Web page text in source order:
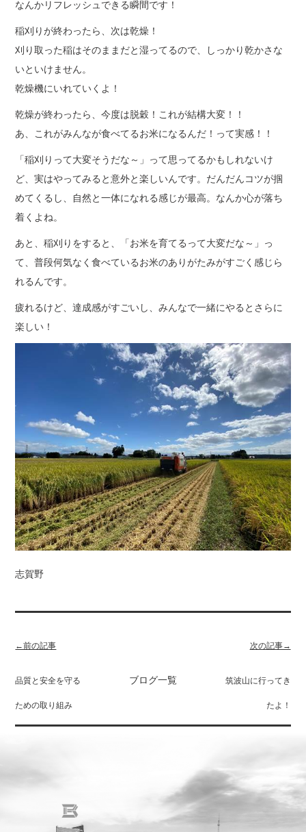
なんかリフレッシュできる瞬間です！
稲刈りが終わったら、次は乾燥！
刈り取った稲はそのままだと湿ってるので、しっかり乾かさな
いといけません。
乾燥機にいれていくよ！
乾燥が終わったら、今度は脱穀！これが結構大変！！
あ、これがみんなが食べてるお米になるんだ！って実感！！
「稲刈りって大変そうだな～」って思ってるかもしれないけ
ど、実はやってみると意外と楽しいんです。だんだんコツが掴
めてくるし、自然と一体になれる感じが最高。なんか心が落ち
着くよね。
あと、稲刈りをすると、「お米を育てるって大変だな～」っ
て、普段何気なく食べているお米のありがたみがすごく感じら
れるんです。
疲れるけど、達成感がすごいし、みんなで一緒にやるとさらに
楽しい！
志賀野
←前の記事
品質と安全を守る
ための取り組み
ブログ一覧
次の記事→
筑波山に行ってき
たよ！